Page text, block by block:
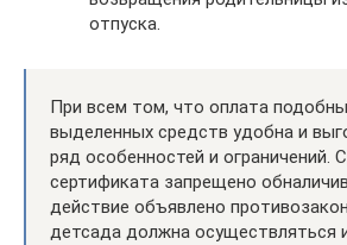
отпуска.
При всем том, что оплата
выделенных средств удобна и
ряд особенностей и ограничений.
сертификата запрещено
действие объявлено
детсада должна осуществляться